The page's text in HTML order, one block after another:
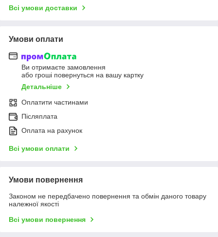
Всі умови доставки
Умови оплати
Ви отримаєте замовлення
або гроші повернуться на вашу картку
Детальніше
Оплатити частинами
Післяплата
Оплата на рахунок
Всі умови оплати
Умови повернення
Законом не передбачено повернення та обмін даного товару
належної якості
Всі умови повернення